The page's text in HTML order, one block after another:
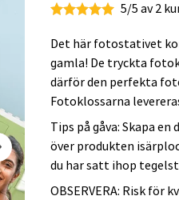
5/5 av 2
Det här fotostativet
gamla! De tryckta
därför den perfekta
Fotoklossarna
Tips på gåva: Skapa
över produkten
du har satt ihop
OBSERVERA: Risk för